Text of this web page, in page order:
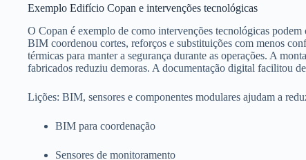
Exemplo Edifício Copan e intervenções tecnológicas
O Copan é exemplo de como intervenções tecnológicas
BIM coordenou cortes, reforços e substituições com menos
térmicas para manter a segurança durante as operações. A
fabricados reduziu demoras. A documentação digital facilitou
Lições: BIM, sensores e componentes modulares ajudam a
BIM para coordenação
Sensores de monitoramento